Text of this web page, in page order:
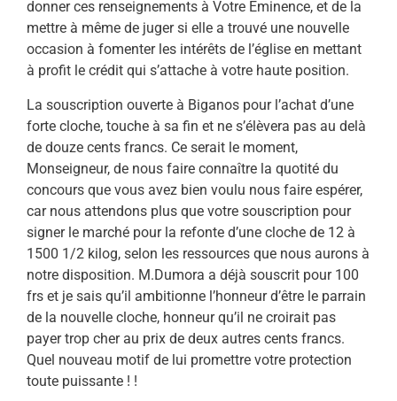
donner ces renseignements à Votre Éminence, et de la
mettre à même de juger si elle a trouvé une nouvelle
occasion à fomenter les intérêts de l’église en mettant
à profit le crédit qui s’attache à votre haute position.
La souscription ouverte à Biganos pour l’achat d’une
forte cloche, touche à sa fin et ne s’élèvera pas au delà
de douze cents francs. Ce serait le moment,
Monseigneur, de nous faire connaître la quotité du
concours que vous avez bien voulu nous faire espérer,
car nous attendons plus que votre souscription pour
signer le marché pour la refonte d’une cloche de 12 à
1500 1/2 kilog, selon les res­sources que nous aurons à
notre disposition. M.Dumora a déjà souscrit pour 100
frs et je sais qu’il ambitionne l’honneur d’être le parrain
de la nouvelle cloche, honneur qu’il ne croirait pas
payer trop cher au prix de deux autres cents francs.
Quel nouveau motif de lui promettre votre protection
toute puissante ! !